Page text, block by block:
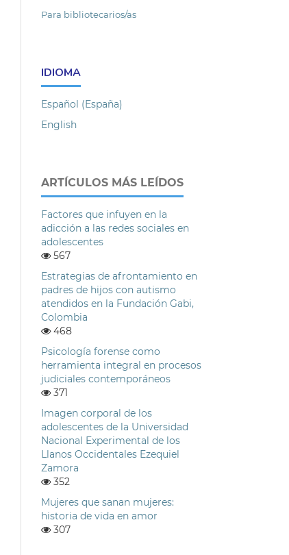
Para bibliotecarios/as
IDIOMA
Español (España)
English
ARTÍCULOS MÁS LEÍDOS
Factores que infuyen en la
adicción a las redes sociales en
adolescentes
567
Estrategias de afrontamiento en
padres de hijos con autismo
atendidos en la Fundación Gabi,
Colombia
468
Psicología forense como
herramienta integral en procesos
judiciales contemporáneos
371
Imagen corporal de los
adolescentes de la Universidad
Nacional Experimental de los
Llanos Occidentales Ezequiel
Zamora
352
Mujeres que sanan mujeres:
historia de vida en amor
307